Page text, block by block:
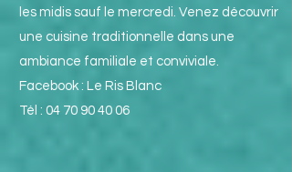
les midis sauf le mercredi. Venez découvrir
une cuisine traditionnelle dans une
ambiance familiale et conviviale.
Facebook : Le Ris Blanc
Tél : 04 70 90 40 06